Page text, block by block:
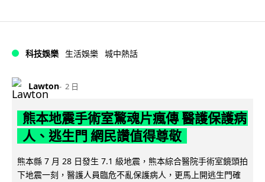
科技娛樂 生活娛樂 城中熱話
Lawton 2 日
熊本地震手術室驚魂片瘋傳 醫護保護病
人、逃生門 網民讚值得尊敬
熊本縣 7 月 28 日發生 7.1 級地震，熊本綜合醫院手術室鏡頭拍
下地震一刻，醫護人員臨危不亂保護病人，更馬上開逃生門確